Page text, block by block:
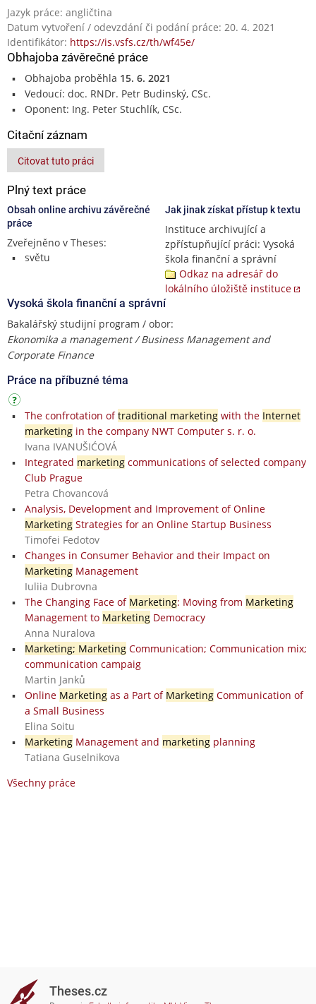
Jazyk práce: angličtina
Datum vytvoření / odevzdání či podání práce: 20. 4. 2021
Identifikátor: https://is.vsfs.cz/th/wf45e/
Obhajoba závěrečné práce
Obhajoba proběhla 15. 6. 2021
Vedoucí: doc. RNDr. Petr Budinský, CSc.
Oponent: Ing. Peter Stuchlík, CSc.
Citační záznam
Citovat tuto práci
Plný text práce
Obsah online archivu závěrečné
práce
Zveřejněno v Theses:
světu
Jak jinak získat přístup k textu
Instituce archivující a
zpřístupňující práci: Vysoká
škola finanční a správní
Odkaz na adresář do
lokálního úložiště instituce
Vysoká škola finanční a správní
Bakalářský studijní program / obor:
Ekonomika a management / Business Management and
Corporate Finance
Práce na příbuzné téma
The confrotation oftraditional marketingwith the Internet
marketingin the company NWT Computer s. r. o.
Ivana IVANUŠIĆOVÁ
Integrated marketingcommunications of selected company
Club Prague
Petra Chovancová
Analysis, Development and Improvement of Online
MarketingStrategies for an Online Startup Business
Timofei Fedotov
Changes in Consumer Behavior and their Impact on
MarketingManagement
Iuliia Dubrovna
The Changing Face of Marketing: Moving from Marketing
Management to MarketingDemocracy
Anna Nuralova
Marketing; MarketingCommunication; Communication mix;
communication campaig
Martin Janků
Online Marketingas a Part of MarketingCommunication of
a Small Business
Elina Soitu
MarketingManagement and marketingplanning
Tatiana Guselnikova
Všechny práce
Theses.cz